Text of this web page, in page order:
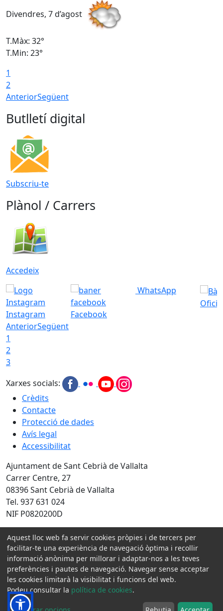
Divendres, 7 d’agost
T.Màx: 32°
T.Min: 23°
1
2
AnteriorSegüent
Butlletí digital
Subscriu-te
Plànol / Carrers
Accedeix
Instagram Facebook
WhatsApp
AnteriorSegüent
1
2
3
Xarxes socials:
Crèdits
Contacte
Protecció de dades
Avís legal
Accessibilitat
Ajuntament de Sant Cebrià de Vallalta
Carrer Centre, 27
08396 Sant Cebrià de Vallalta
Tel. 937 631 024
NIF P0820200D
Amb la col·laboració de:
Aquest lloc web fa servir cookies pròpies i de tercers per
facilitar-te una experiència de navegació òptima i recollir
informació anònima per millorar i adaptar-nos a les teves
preferències i pautes de navegació. Navegar sense acceptar
les cookies limitarà la visibilitat i funcions del web.
Podeu consultar la política de cookies.